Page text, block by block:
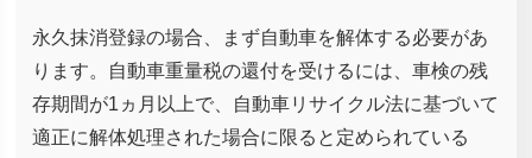
永久抹消登録の場合、まず自動車を解体する必要があ
ります。自動車重量税の還付を受けるには、車検の残
存期間が1ヵ月以上で、自動車リサイクル法に基づいて
適正に解体処理された場合に限ると定められている